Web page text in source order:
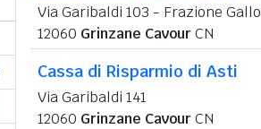
Via Garibaldi 103 - Frazione Gallo
12060 Grinzane CavourCN
Cassa di Risparmio di Asti
Via Garibaldi 141
12060 Grinzane CavourCN